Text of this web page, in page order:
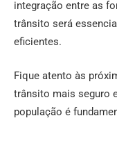
integração entre as
trânsito será
eficientes.
Fique atento às
trânsito mais seguro
população é